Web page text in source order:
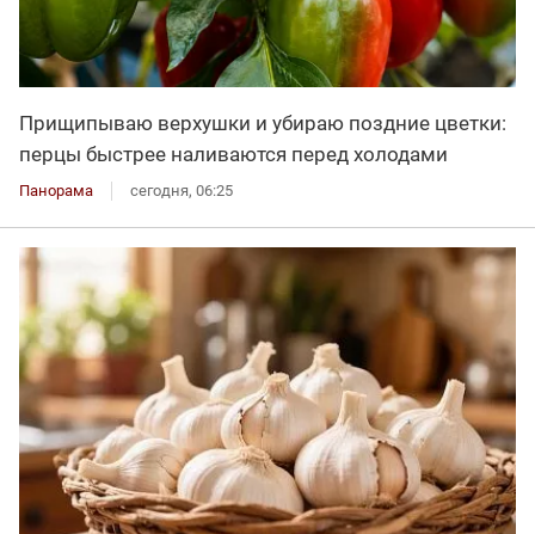
Прищипываю верхушки и убираю поздние цветки:
перцы быстрее наливаются перед холодами
Панорама сегодня, 06:25